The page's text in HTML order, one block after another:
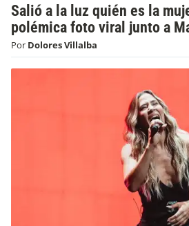
Salió a la luz quién es la
polémica foto viral junto a
Por Dolores Villalba